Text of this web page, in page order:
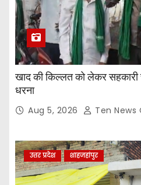
खाद की किल्लत को लेकर सहकारी
धरना
Aug 5, 2026 Ten News
उत्तर प्रदेश शाहजहांपुर